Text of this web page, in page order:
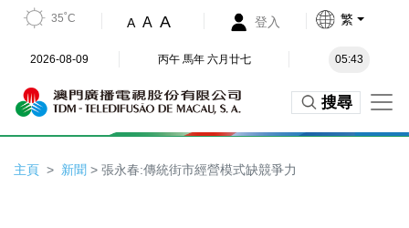
35˚C A A A 登入 繁
2026-08-09 丙午 馬年 六月廿七 05:43
搜尋
主頁 新聞 > 張永春:傳統街市經營模式缺競爭力